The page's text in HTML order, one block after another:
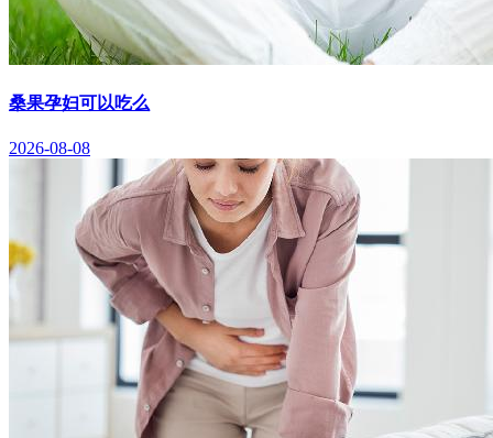
桑果孕妇可以吃么
2026-08-08